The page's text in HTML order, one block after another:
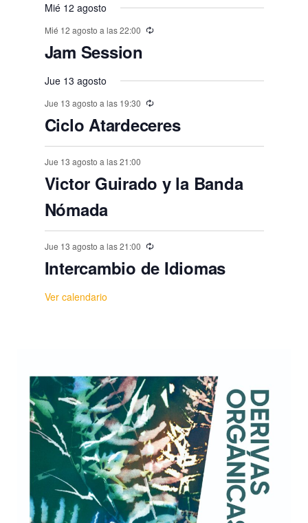
e
n
t
o
s
s
,
s
,
,
o
s
,
o
s
,
o
,
o
s
o
o
o
o
t
o
,
o
,
t
,
Mié 12 agosto
Mié 12 agosto a las 22:00
Jam Session
Jue 13 agosto
Jue 13 agosto a las 19:30
Ciclo Atardeceres
Jue 13 agosto a las 21:00
Victor Guirado y la Banda
Nómada
Jue 13 agosto a las 21:00
Intercambio de Idiomas
Ver calendario